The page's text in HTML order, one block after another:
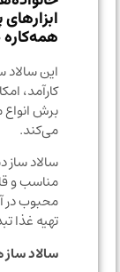
ابزارهای
همه‌کاره
این سالاد ساز
کارآمد، امکان
برش انواع
می‌کند.
سالاد ساز
مناسب و
محبوب در
تهیه غذا
سالاد ساز